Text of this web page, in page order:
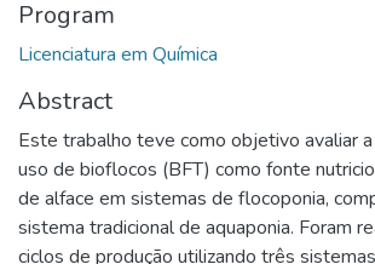
Program
Licenciatura em Química
Abstract
Este trabalho teve como objetivo avaliar
uso de bioflocos (BFT) como fonte
de alface em sistemas de flocoponia,
sistema tradicional de aquaponia. Foram
ciclos de produção utilizando três